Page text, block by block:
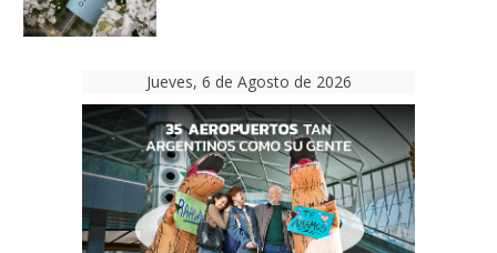
Jueves, 6 de Agosto de 2026